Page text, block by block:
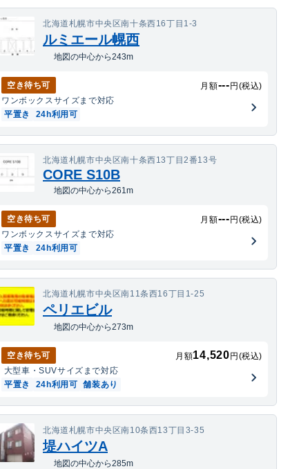
北海道札幌市中央区南十条西16丁目1-3
ルミエール幌西
地図の中心から243m
空き待ち可 月額--- 円(税込)
ワンボックスサイズまで対応
平置き
24h利用可
北海道札幌市中央区南十条西13丁目2番13号
CORE S10B
地図の中心から261m
空き待ち可 月額--- 円(税込)
ワンボックスサイズまで対応
平置き
24h利用可
北海道札幌市中央区南11条西16丁目1-25
ペリエビル
地図の中心から273m
空き待ち可 月額14,520 円(税込)
大型車・SUVサイズまで対応
平置き
24h利用可 舗装あり
北海道札幌市中央区南10条西13丁目3-35
堤ハイツA
地図の中心から285m